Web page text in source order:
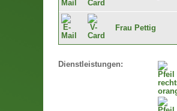
Frau Pettig
Dienstleistungen: